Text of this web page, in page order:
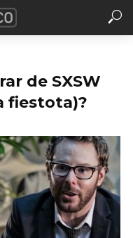
de SXSW
fiestota)?